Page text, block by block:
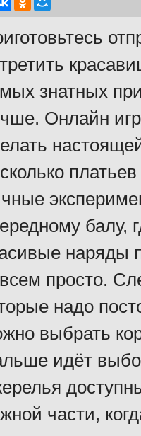
знатных
Онлайн
балу,
наряды
просто.
надо
выбрать
идёт
части,